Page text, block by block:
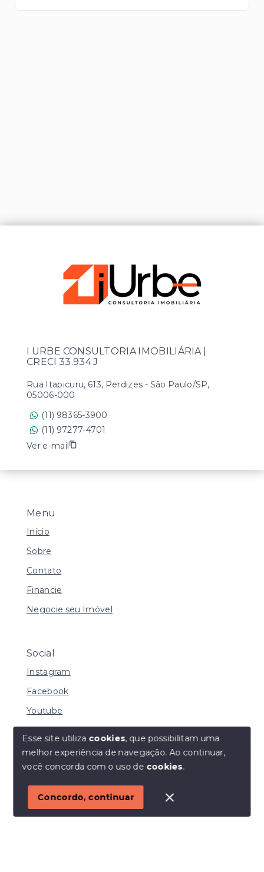
Olá! Estamos disponíveis para te ajudar.
Menu
Início
Sobre
Contato
Financie
Negocie seu Imóvel
Social
Instagram
Facebook
Youtube
© Copyright 2026 - I URBE CONSULTORIA
IMOBILIÁRIA | CRECI 33.934 J - Todos os direitos
SITE PARA IMOBILIARIA
I URBE CONSULTORIA IMOBILIÁRIA |
CRECI 33.934 J
Rua Itapicuru, 613, Perdizes - São Paulo/SP,
05006-000
(11) 98365-3900
(11) 97277-4701
Ver e-mail
Esse site utiliza cookies, que possibilitam uma
melhor experiência de navegação.Ao continuar,
você concorda com o uso de cookies.
Concordo, continuar